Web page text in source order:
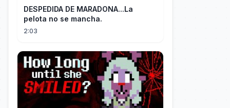
DESPEDIDA DE MARADONA...La
pelota no se mancha.
2:03